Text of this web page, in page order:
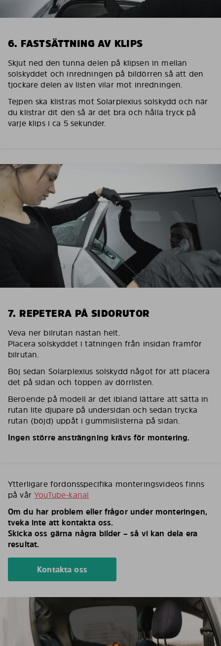
6. FASTSÄTTNING AV KLIPS
Skjut ned den tunna delen på klipsen in mellan
solskyddet och inredningen på bildörren så att den
tjockare delen av listen vilar mot inredningen.
Tejpen ska klistras mot Solarplexius solskydd och när
du klistrar dit den så är det bra och hålla tryck på
varje klips i ca 5 sekunder.
7. REPETERA PÅ SIDORUTOR
Veva ner bilrutan nästan helt.
Placera solskyddet i tätningen från insidan framför
bilrutan.
Böj sedan Solarplexius solskydd något för att placera
det på sidan och toppen av dörrlisten.
Beroende på modell är det ibland lättare att sätta in
rutan lite djupare på undersidan och sedan trycka
rutan (böjd) uppåt i gummislisterna på sidan.
Ingen större ansträngning krävs för montering.
Ytterligare fordonsspecifika monteringsvideos finns
på vårYouTube-kanal
Om du har problem eller frågor under monteringen,
tveka inte att kontakta oss.
Skicka oss gärna några bilder – så vi kan dela era
resultat.
Kontakta oss